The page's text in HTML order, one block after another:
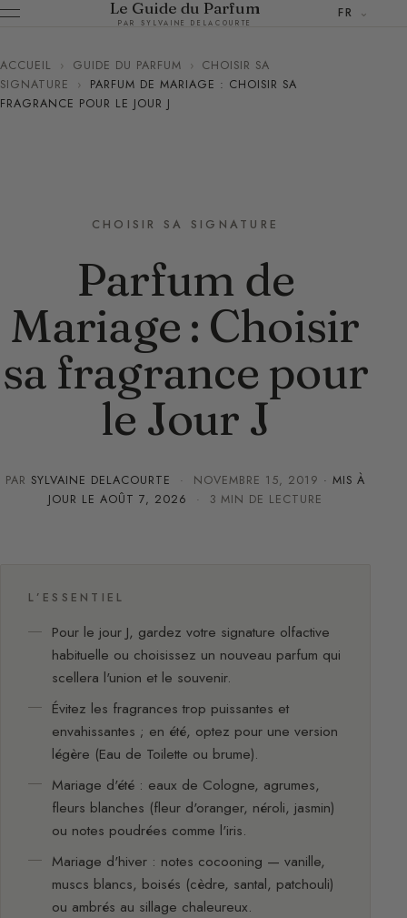
Le Guide du Parfum
PAR SYLVAINE DELACOURTE
FR
ACCUEIL › GUIDE DU PARFUM › CHOISIR SA
SIGNATURE
›
PARFUM DE MARIAGE : CHOISIR SA
FRAGRANCE POUR LE JOUR J
CHOISIR SA SIGNATURE
Parfum de
Mariage : Choisir
sa fragrance pour
le Jour J
PAR SYLVAINE DELACOURTE · NOVEMBRE 15, 2019 · MIS À
JOUR LE AOÛT 7, 2026 · 3 MIN DE LECTURE
L’ESSENTIEL
Pour le jour J, gardez votre signature olfactive
habituelle ou choisissez un nouveau parfum qui
scellera l'union et le souvenir.
Évitez les fragrances trop puissantes et
envahissantes ; en été, optez pour une version
légère (Eau de Toilette ou brume).
Mariage d'été : eaux de Cologne, agrumes,
fleurs blanches (fleur d'oranger, néroli, jasmin)
ou notes poudrées comme l'iris.
Mariage d'hiver : notes cocooning — vanille,
muscs blancs, boisés (cèdre, santal, patchouli)
ou ambrés au sillage chaleureux.